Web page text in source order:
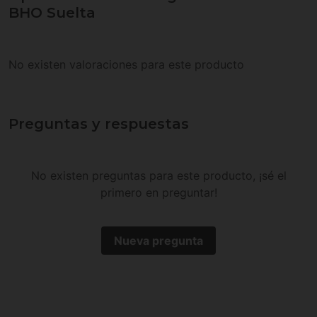
BHO Suelta
No existen valoraciones para este producto
Preguntas y respuestas
No existen preguntas para este producto, ¡sé el
primero en preguntar!
Nueva pregunta